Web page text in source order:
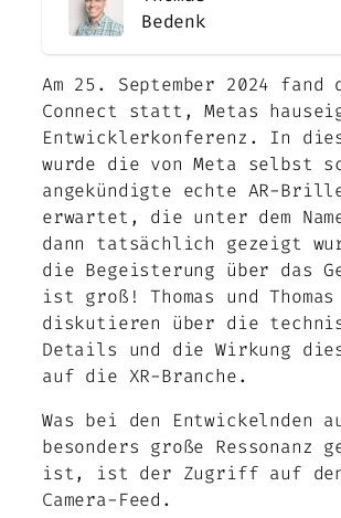
Bedenk
Am 25. September 2024 fand
Connect statt, Metas
Entwicklerkonferenz. In
wurde die von Meta selbst
angekündigte echte AR-
erwartet, die unter dem
dann tatsächlich gezeigt
die Begeisterung über das
ist groß! Thomas und Thomas
diskutieren über die
Details und die Wirkung
auf die XR-Branche.
Was bei den Entwickelnden
besonders große Ressonanz
ist, ist der Zugriff auf den
Camera-Feed.